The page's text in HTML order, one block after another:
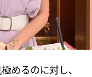
めるのに対し、